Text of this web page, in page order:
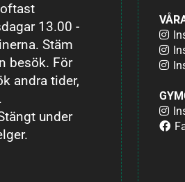
13.00 -
Stäm
besök. För
andra tider,
under